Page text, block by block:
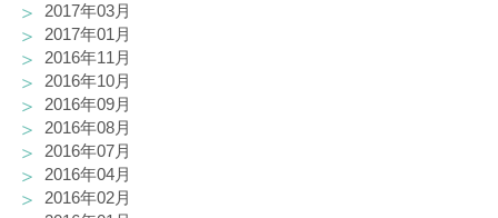
2017年03月
2017年01月
2016年11月
2016年10月
2016年09月
2016年08月
2016年07月
2016年04月
2016年02月